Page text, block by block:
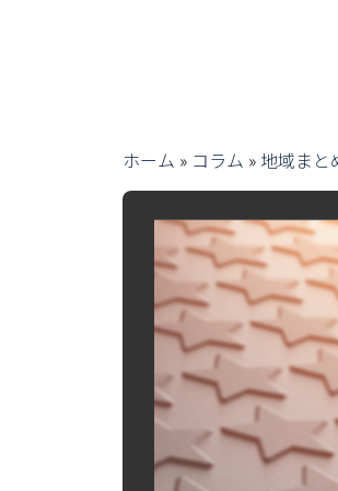
ホーム » コラム » 地域まと